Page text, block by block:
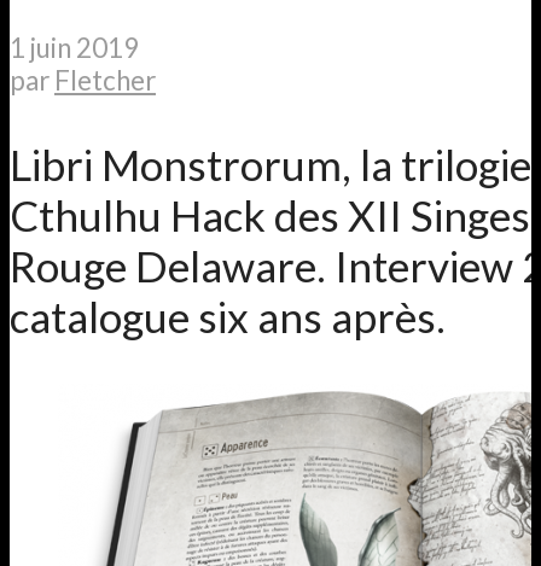
1 juin 2019
par Fletcher
Libri Monstrorum, la trilogie
Cthulhu Hack des XII
Rouge Delaware. Interview
catalogue six ans après.